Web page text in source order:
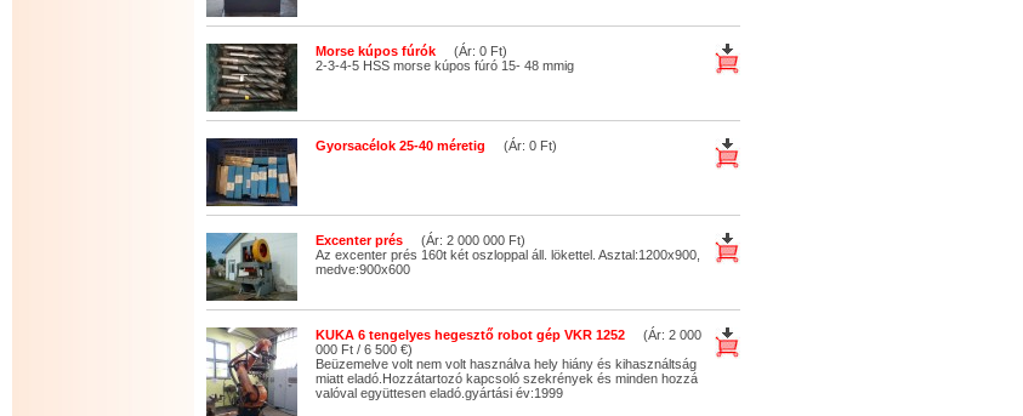
Morse kúpos fúrók (Ár: 0 Ft)
2-3-4-5 HSS morse kúpos fúró 15- 48 mmig
Gyorsacélok 25-40 méretig (Ár: 0 Ft)
Excenter prés (Ár: 2 000 000 Ft)
Az excenter prés 160t két oszloppal áll. lökettel. Asztal:1200x900,
medve:900x600
KUKA 6 tengelyes hegesztő robot gép VKR 1252 (Ár: 2 000
000 Ft / 6 500 €)
Beüzemelve volt nem volt használva hely hiány és kihasználtság
miatt eladó.Hozzátartozó kapcsoló szekrények és minden hozzá
valóval együttesen eladó.gyártási év:1999